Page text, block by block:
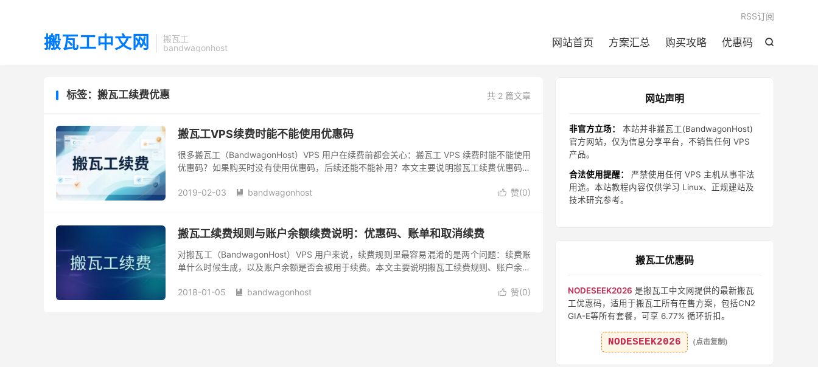
搬瓦工中文网
搬瓦工
bandwagonhost

网站首页 方案汇总 购买攻略 优惠码
RSS订阅
共 2 篇文章
标签：搬瓦工续费优惠
搬瓦工VPS续费时能不能使用优惠码
很多搬瓦工（BandwagonHost）VPS 用户在续费前都会关心：搬瓦工 VPS 续费时能不能使用
优惠码？如果购买时没有使用优惠码，后续还能不能补用？本文主要说明搬瓦工续费优惠码规
 赞(0)
2019-02-03  bandwagonhost
搬瓦工续费规则与账户余额续费说明：优惠码、账单和取消续费
对搬瓦工（BandwagonHost）VPS 用户来说，续费规则里最容易混淆的是两个问题：续费账
单什么时候生成，以及账户余额是否会被用于续费。本文主要说明搬瓦工续费规则、账户余额
 赞(0)
2018-01-05  bandwagonhost
网站声明
非官方立场：
本站并非搬瓦工(BandwagonHost)
官方网站，仅为信息分享平台，不销售任何 VPS
产品。
合法使用提醒：
严禁使用任何 VPS 主机从事非法
用途。本站教程内容仅供学习 Linux、正规建站及
技术研究参考。
搬瓦工优惠码
NODESEEK2026 是搬瓦工中文网提供的最新搬瓦
工优惠码，适用于搬瓦工所有在售方案，包括CN2
GIA-E等所有套餐，可享 6.77% 循环折扣。
NODESEEK2026 (点击复制)